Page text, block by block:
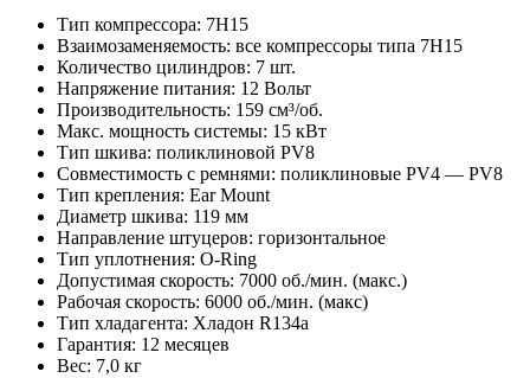
Тип компрессора: 7H15
Взаимозаменяемость: все компрессоры типа 7H15
Количество цилиндров: 7 шт.
Напряжение питания: 12 Вольт
Производительность: 159 см³/об.
Макс. мощность системы: 15 кВт
Тип шкива: поликлиновой PV8
Совместимость с ремнями: поликлиновые PV4 — PV8
Тип крепления: Ear Mount
Диаметр шкива: 119 мм
Направление штуцеров: горизонтальное
Тип уплотнения: O-Ring
Допустимая скорость: 7000 об./мин. (макс.)
Рабочая скорость: 6000 об./мин. (макс)
Тип хладагента: Хладон R134a
Гарантия: 12 месяцев
Вес: 7,0 кг